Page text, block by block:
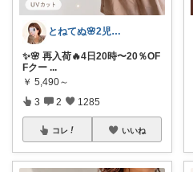
とねてぬ🌸2児ママ✿毎日をラク&快適に
✨🌸 再入荷🔥4日20時〜20％OF
Fクー ...
￥ 5,490～
3 2 1285
コレ いいね